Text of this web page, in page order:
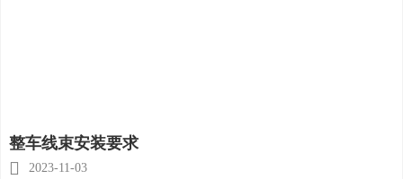
整车线束安装要求
 2023-11-03